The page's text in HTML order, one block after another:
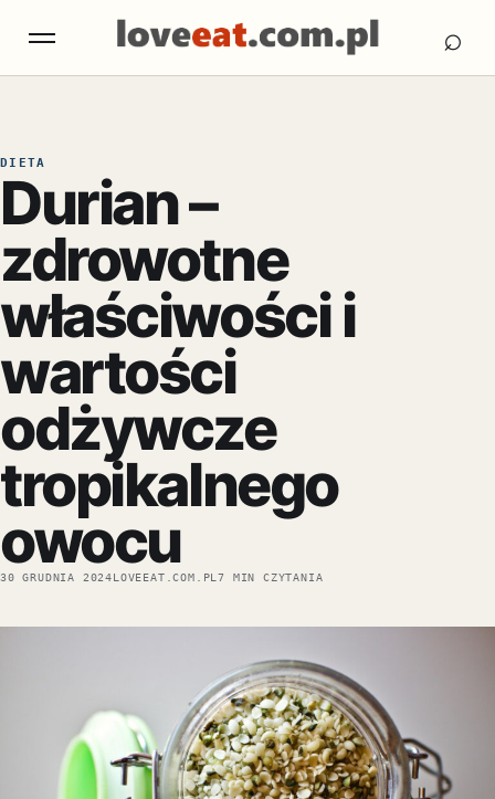
Otwórz menu ⌕
DIETA
Durian –
zdrowotne
właściwości i
wartości
odżywcze
tropikalnego
owocu
30 GRUDNIA 2024LOVEEAT.COM.PL7 MIN CZYTANIA